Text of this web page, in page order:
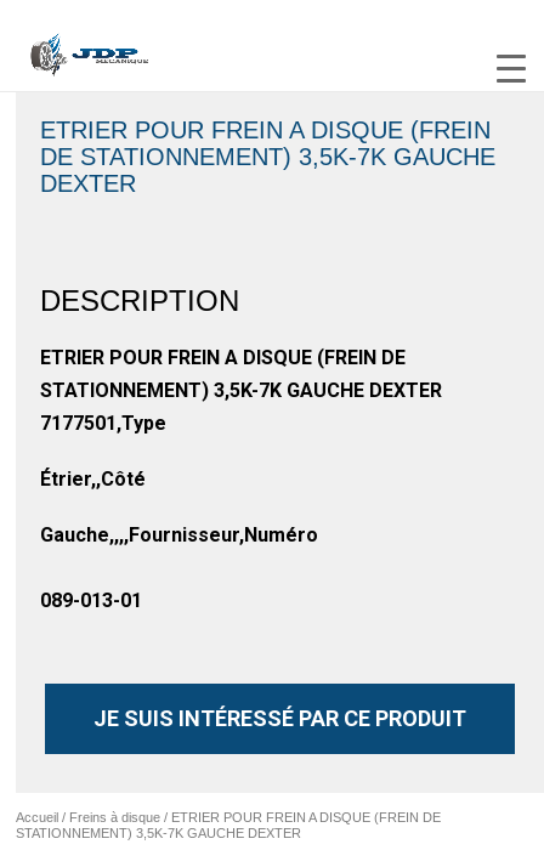
Accueil / Freins à disque / ETRIER POUR FREIN A DISQUE (FREIN DE
STATIONNEMENT) 3,5K-7K GAUCHE DEXTER
ETRIER POUR FREIN A DISQUE (FREIN
DE STATIONNEMENT) 3,5K-7K GAUCHE
DEXTER
DESCRIPTION
ETRIER POUR FREIN A DISQUE (FREIN DE
STATIONNEMENT) 3,5K-7K GAUCHE DEXTER
7177501,Type
Étrier,,Côté
Gauche,,,,Fournisseur,Numéro
089-013-01
JE SUIS INTÉRESSÉ PAR CE PRODUIT